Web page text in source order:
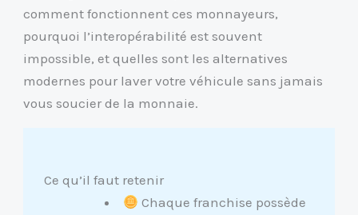
comment fonctionnent ces monnayeurs,
pourquoi l’interopérabilité est souvent
impossible, et quelles sont les alternatives
modernes pour laver votre véhicule sans jamais
vous soucier de la monnaie.
Ce qu’il faut retenir
Chaque franchise possède